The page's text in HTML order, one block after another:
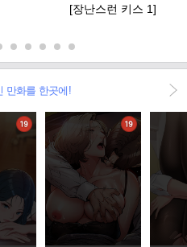
[장난스런 키스 1]
만화를 한곳에!